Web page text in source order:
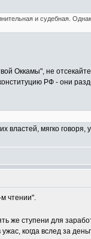
и судебная.
Оккамы", не
РФ - они
властей, мягко
чтении".
же ступени для
когда вслед за